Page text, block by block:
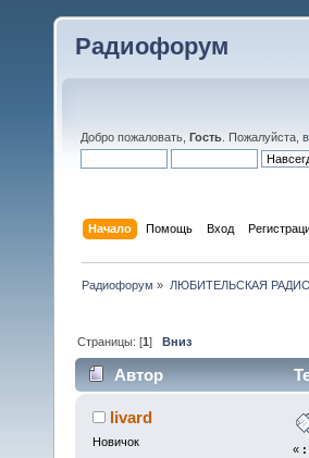
Радиофорум
Добро пожаловать, Гость . Пожалуйста,
Начало Помощь Вход
Радиофорум » ЛЮБИТЕЛЬСКАЯ
Страницы: [1]Вниз
Автор
livard
Новичок
« :